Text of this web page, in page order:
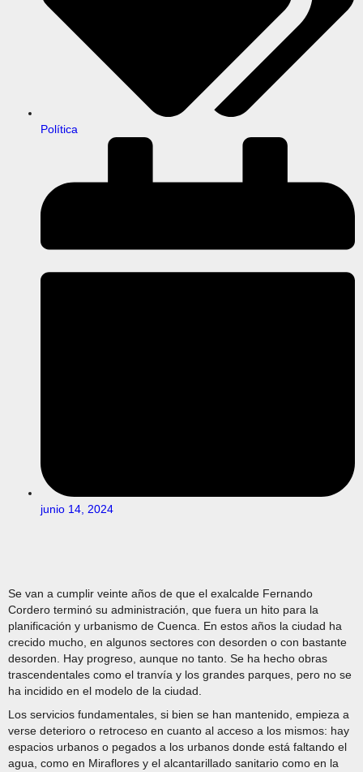
Política
junio 14, 2024
Se van a cumplir veinte años de que el exalcalde Fernando
Cordero terminó su administración, que fuera un hito para la
planificación y urbanismo de Cuenca. En estos años la ciudad ha
crecido mucho, en algunos sectores con desorden o con bastante
desorden. Hay progreso, aunque no tanto. Se ha hecho obras
trascendentales como el tranvía y los grandes parques, pero no se
ha incidido en el modelo de la ciudad.
Los servicios fundamentales, si bien se han mantenido, empieza a
verse deterioro o retroceso en cuanto al acceso a los mismos: hay
espacios urbanos o pegados a los urbanos donde está faltando el
agua, como en Miraflores y el alcantarillado sanitario como en la